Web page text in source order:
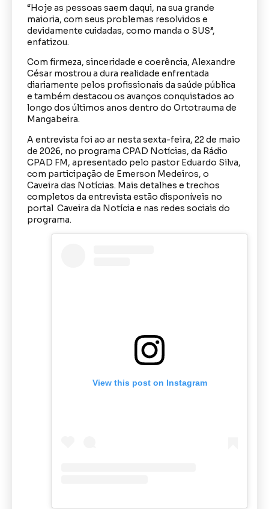
“Hoje as pessoas saem daqui, na sua grande
maioria, com seus problemas resolvidos e
devidamente cuidadas, como manda o SUS”,
enfatizou.
Com firmeza, sinceridade e coerência, Alexandre
César mostrou a dura realidade enfrentada
diariamente pelos profissionais da saúde pública
e também destacou os avanços conquistados ao
longo dos últimos anos dentro do Ortotrauma de
Mangabeira.
A entrevista foi ao ar nesta sexta-feira, 22 de maio
de 2026, no programa CPAD Notícias, da Rádio
CPAD FM, apresentado pelo pastor Eduardo Silva,
com participação de Emerson Medeiros, o
Caveira das Notícias. Mais detalhes e trechos
completos da entrevista estão disponíveis no
portal Caveira da Notícia e nas redes sociais do
programa.
View this post on Instagram